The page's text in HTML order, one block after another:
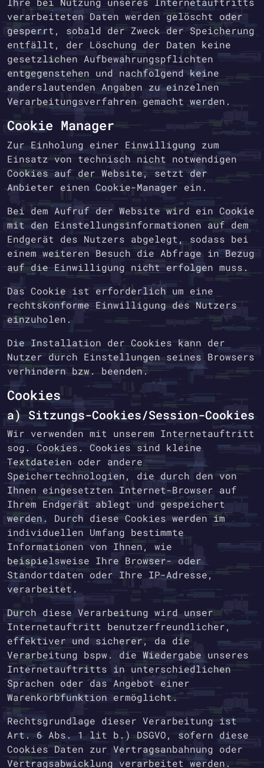
verarbeiteten Daten werden gelöscht oder
gesperrt, sobald der Zweck der Speicherung
entfällt, der Löschung der Daten keine
gesetzlichen Aufbewahrungspflichten
entgegenstehen und nachfolgend keine
anderslautenden Angaben zu einzelnen
Verarbeitungsverfahren gemacht werden.
Cookie Manager
Zur Einholung einer Einwilligung zum
Einsatz von technisch nicht notwendigen
Cookies auf der Website, setzt der
Anbieter einen Cookie-Manager ein.
Bei dem Aufruf der Website wird ein Cookie
mit den Einstellungsinformationen auf dem
Endgerät des Nutzers abgelegt, sodass bei
einem weiteren Besuch die Abfrage in Bezug
auf die Einwilligung nicht erfolgen muss.
Das Cookie ist erforderlich um eine
rechtskonforme Einwilligung des Nutzers
einzuholen.
Die Installation der Cookies kann der
Nutzer durch Einstellungen seines Browsers
verhindern bzw. beenden.
Cookies
a) Sitzungs-Cookies/Session-Cookies
Wir verwenden mit unserem Internetauftritt
sog. Cookies. Cookies sind kleine
Textdateien oder andere
Speichertechnologien, die durch den von
Ihnen eingesetzten Internet-Browser auf
Ihrem Endgerät ablegt und gespeichert
werden. Durch diese Cookies werden im
individuellen Umfang bestimmte
Informationen von Ihnen, wie
beispielsweise Ihre Browser- oder
Standortdaten oder Ihre IP-Adresse,
verarbeitet.
Durch diese Verarbeitung wird unser
Internetauftritt benutzerfreundlicher,
effektiver und sicherer, da die
Verarbeitung bspw. die Wiedergabe unseres
Internetauftritts in unterschiedlichen
Sprachen oder das Angebot einer
Warenkorbfunktion ermöglicht.
Rechtsgrundlage dieser Verarbeitung ist
Art. 6 Abs. 1 lit b.) DSGVO, sofern diese
Cookies Daten zur Vertragsanbahnung oder
Vertragsabwicklung verarbeitet werden.